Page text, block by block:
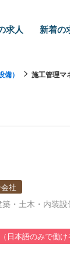
求人 新着の
） 施工管理マ
社
・土木・内装設
日本語のみで働け